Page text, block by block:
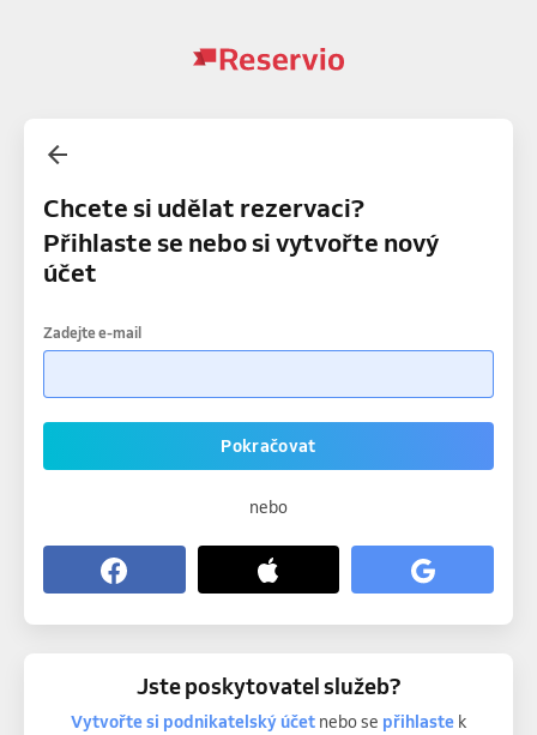
Chcete si udělat rezervaci?
Přihlaste se nebo si vytvořte nový
účet
Zadejte e-mail
Pokračovat
nebo
Jste poskytovatel služeb?
Vytvořte si podnikatelský účetnebo se přihlastek